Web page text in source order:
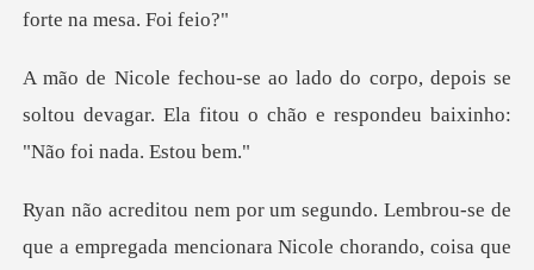
epois se
soltou devagar. Ela fitou o chão e r
regada mencionara Nicole chorando, coisa que